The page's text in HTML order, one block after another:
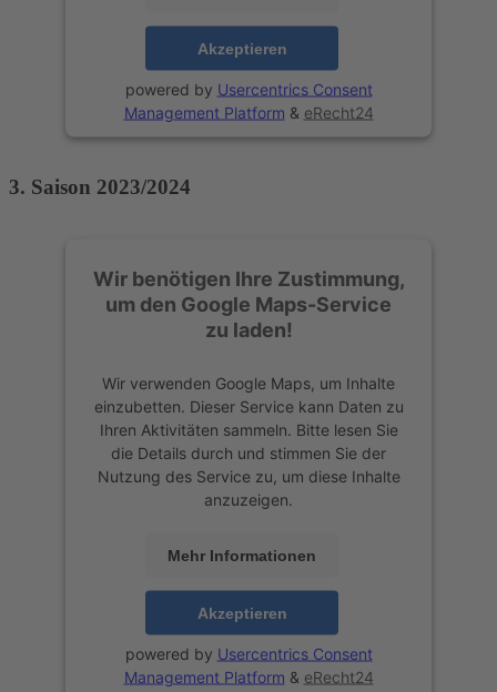
Akzeptieren
powered by Usercentrics Consent
Management Platform & eRecht24
3. Saison 2023/2024
Wir benötigen Ihre Zustimmung,
um den Google Maps-Service
zu laden!
Wir verwenden Google Maps, um Inhalte
einzubetten. Dieser Service kann Daten zu
Ihren Aktivitäten sammeln. Bitte lesen Sie
die Details durch und stimmen Sie der
Nutzung des Service zu, um diese Inhalte
anzuzeigen.
Mehr Informationen
Akzeptieren
powered by Usercentrics Consent
Management Platform & eRecht24